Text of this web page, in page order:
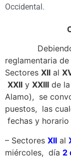
Occidental.
Debiendo
reglamentaria
Sectores XII al
XXII y XXIII de
Alamo), se
puestos, las
fechas y
– Sectores XII al
miércoles, día 2